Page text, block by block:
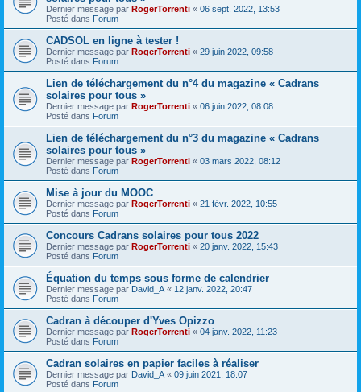
Dernier message par RogerTorrenti « 06 sept. 2022, 13:53
Posté dans Forum
CADSOL en ligne à tester !
Dernier message par RogerTorrenti « 29 juin 2022, 09:58
Posté dans Forum
Lien de téléchargement du n°4 du magazine « Cadrans
solaires pour tous »
Dernier message par RogerTorrenti « 06 juin 2022, 08:08
Posté dans Forum
Lien de téléchargement du n°3 du magazine « Cadrans
solaires pour tous »
Dernier message par RogerTorrenti « 03 mars 2022, 08:12
Posté dans Forum
Mise à jour du MOOC
Dernier message par RogerTorrenti « 21 févr. 2022, 10:55
Posté dans Forum
Concours Cadrans solaires pour tous 2022
Dernier message par RogerTorrenti « 20 janv. 2022, 15:43
Posté dans Forum
Équation du temps sous forme de calendrier
Dernier message par David_A « 12 janv. 2022, 20:47
Posté dans Forum
Cadran à découper d'Yves Opizzo
Dernier message par RogerTorrenti « 04 janv. 2022, 11:23
Posté dans Forum
Cadran solaires en papier faciles à réaliser
Dernier message par David_A « 09 juin 2021, 18:07
Posté dans Forum